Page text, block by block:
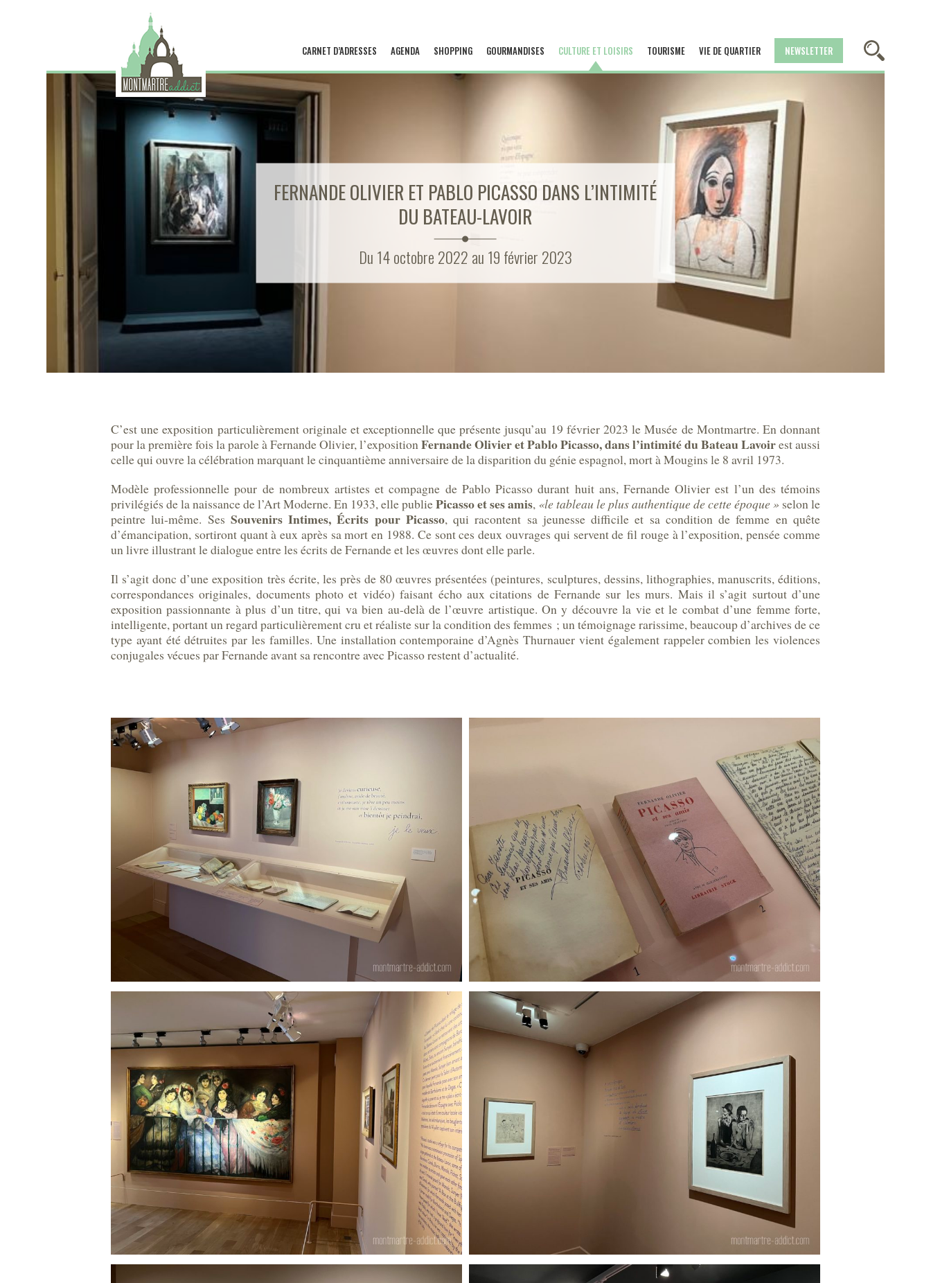
CARNET D’ADRESSES AGENDA SHOPPING GOURMANDISES CULTURE ET LOISIRS TOURISME VIE DE QUARTIER NEWSLETTER
FERNANDE OLIVIER ET PABLO PICASSO DANS L’INTIMITÉ
DU BATEAU-LAVOIR
Du 14 octobre 2022 au 19 février 2023
C’est une exposition particulièrement originale et exceptionnelle que présente jusqu’au 19 février 2023 le Musée de Montmartre. En donnant
pour la première fois la parole à Fernande Olivier, l’expositionFernande Olivier et Pablo Picasso, dans l’intimité du Bateau Lavoirest aussi
celle qui ouvre la célébration marquant le cinquantième anniversaire de la disparition du génie espagnol, mort à Mougins le 8 avril 1973.
Modèle professionnelle pour de nombreux artistes et compagne de Pablo Picasso durant huit ans, Fernande Olivier est l’un des témoins
privilégiés de la naissance de l’Art Moderne. En 1933, elle publiePicasso et ses amis, «le tableau le plus authentique de cette époque » selon le
peintre lui-même. Ses Souvenirs Intimes, Écrits pour Picasso, qui racontent sa jeunesse difficile et sa condition de femme en quête
d’émancipation, sortiront quant à eux après sa mort en 1988. Ce sont ces deux ouvrages qui servent de fil rouge à l’exposition, pensée comme
un livre illustrant le dialogue entre les écrits de Fernande et les œuvres dont elle parle.
Il s’agit donc d’une exposition très écrite, les près de 80 œuvres présentées (peintures, sculptures, dessins, lithographies, manuscrits, éditions,
correspondances originales, documents photo et vidéo) faisant écho aux citations de Fernande sur les murs. Mais il s’agit surtout d’une
exposition passionnante à plus d’un titre, qui va bien au-delà de l’œuvre artistique. On y découvre la vie et le combat d’une femme forte,
intelligente, portant un regard particulièrement cru et réaliste sur la condition des femmes ; un témoignage rarissime, beaucoup d’archives de ce
type ayant été détruites par les familles. Une installation contemporaine d’Agnès Thurnauer vient également rappeler combien les violences
conjugales vécues par Fernande avant sa rencontre avec Picasso restent d’actualité.